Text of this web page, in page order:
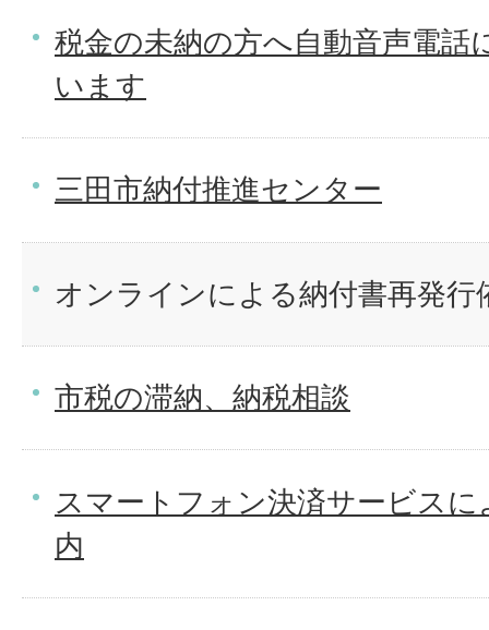
税金の未納の方へ自動音声電話
います
三田市納付推進センター
オンラインによる納付書再発行
市税の滞納、納税相談
スマートフォン決済サービス
内